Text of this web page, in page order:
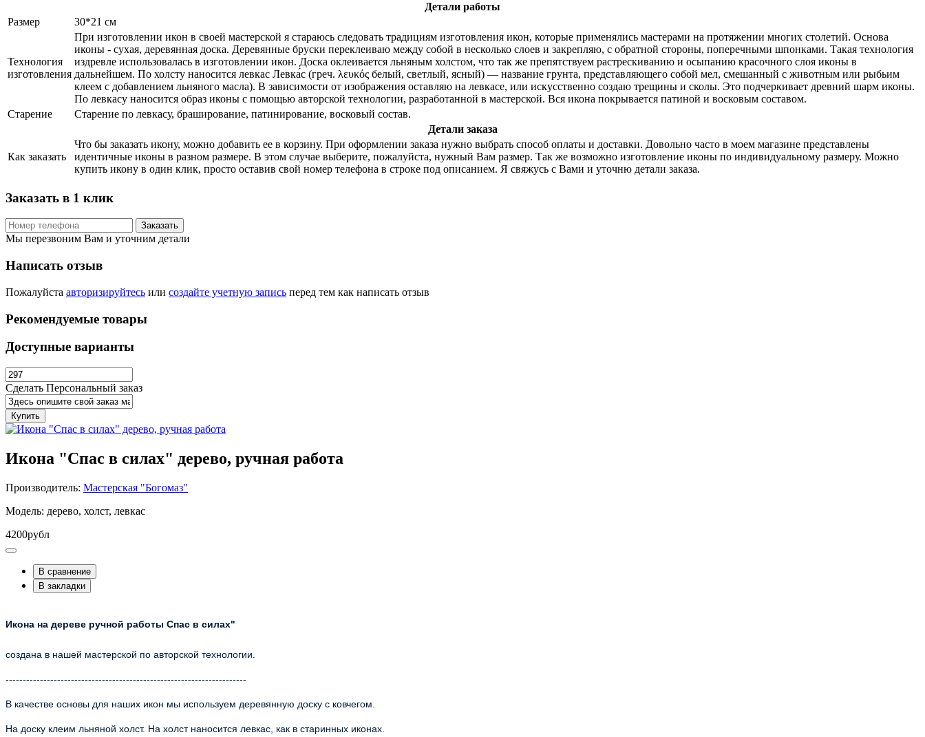
Детали работы
Размер
30*21 см
Технология
изготовления
При изготовлении икон в своей мастерской я стараюсь следовать традициям изготовления икон, которые применялись мастерами на протяжении многих столетий. Основа
иконы - сухая, деревянная доска. Деревянные бруски переклеиваю между собой в несколько слоев и закрепляю, с обратной стороны, поперечными шпонками. Такая технология
издревле использовалась в изготовлении икон. Доска оклеивается льняным холстом, что так же препятствуем растрескиванию и осыпанию красочного слоя иконы в
дальнейшем. По холсту наносится левкас Левка́с (греч. λευκός белый, светлый, ясный) — название грунта, представляющего собой мел, смешанный с животным или рыбьим
клеем с добавлением льняного масла). В зависимости от изображения оставляю на левкасе, или искусственно создаю трещины и сколы. Это подчеркивает древний шарм иконы.
По левкасу наносится образ иконы с помощью авторской технологии, разработанной в мастерской. Вся икона покрывается патиной и восковым составом.
Старение
Старение по левкасу, браширование, патинирование, восковый состав.
Детали заказа
Как заказать
Что бы заказать икону, можно добавить ее в корзину. При оформлении заказа нужно выбрать способ оплаты и доставки. Довольно часто в моем магазине представлены
идентичные иконы в разном размере. В этом случае выберите, пожалуйста, нужный Вам размер. Так же возможно изготовление иконы по индивидуальному размеру. Можно
купить икону в один клик, просто оставив свой номер телефона в строке под описанием. Я свяжусь с Вами и уточню детали заказа.
Заказать в 1 клик
Заказать
Мы перезвоним Вам и уточним детали
Написать отзыв
Пожалуйста авторизируйтесь или создайте учетную запись перед тем как написать отзыв
Рекомендуемые товары
Доступные варианты
Сделать Персональный заказ
Купить
Икона "Спас в силах" дерево, ручная работа
Производитель: Мастерская "Богомаз"
Модель: дерево, холст, левкас
4200рубл
В сравнение
В закладки
Икона на дереве ручной работы Спас в силах"
создана в нашей мастерской по авторской технологии.
----------------------------------------------------------------------
В качестве основы для наших икон мы используем деревянную доску с ковчегом.
На доску клеим льняной холст. На холст наносится левкас, как в старинных иконах.